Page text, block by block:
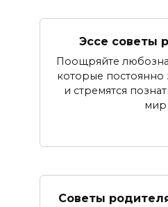
Эссе советы
Поощряйте
которые постоянно
и стремятся
мир
Советы